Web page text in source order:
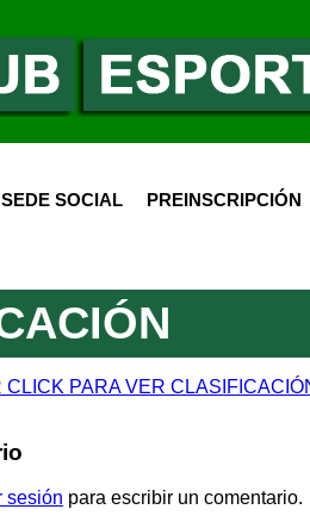
SEDE SOCIAL PREINSCRIPCIÓN
CLICK PARA VER
sesión para escribir un comentario.